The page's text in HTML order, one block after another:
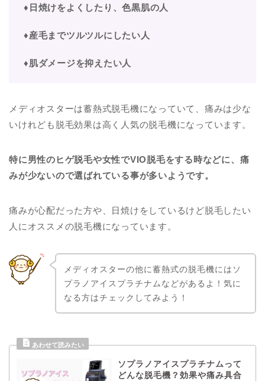
♦日焼けをよくしたり、色黒肌の人
♦産毛までツルツルにしたい人
♦肌ダメージを抑えたい人
メディオスターは蓄熱式脱毛機になっていて、痛みは少な
いけれども脱毛効果は高く人気の脱毛機になっています。
特に男性のヒゲ脱毛や女性でVIO脱毛をする時などに、痛
みが少ないので選ばれている事が多いようです。
痛みが心配だった方や、日焼けをしているけど脱毛したい
人にオススメの脱毛機になっています。
メディオスターの他に蓄熱式の脱毛機にはソ
プラノアイスプラチナムなどがあるよ！気に
なる方はチェックしてみよう！
ソプラノアイスプラチナムって
どんな脱毛機？効果や痛み具合